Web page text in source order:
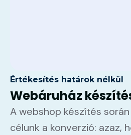
Értékesítés határok nélkül
Webáruház
A webshop készítés
célunk a konverzió: azaz,